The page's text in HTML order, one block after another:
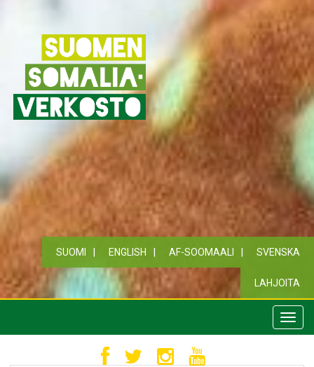
SUOMI ENGLISH AF-SOOMAALI SVENSKA
LAHJOITA